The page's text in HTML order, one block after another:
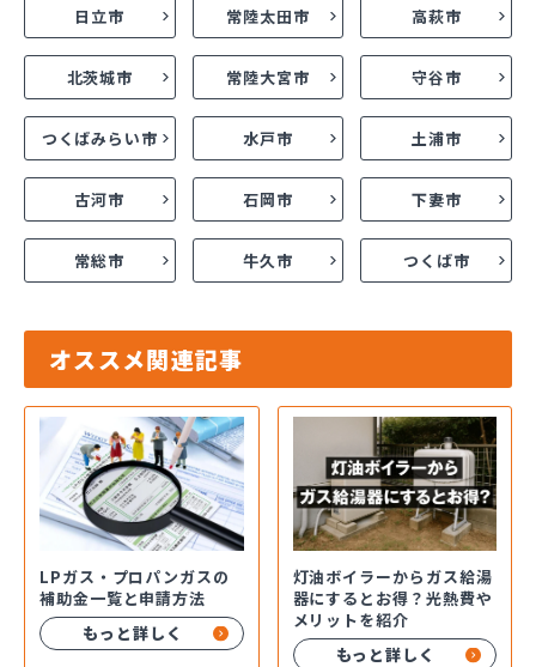
日立市 常陸太田市 高萩市
北茨城市 常陸大宮市 守谷市
つくばみらい市 水戸市 土浦市
古河市 石岡市 下妻市
常総市 牛久市 つくば市
オススメ関連記事
LPガス・プロパンガスの
補助金一覧と申請方法
もっと詳しく
灯油ボイラーからガス給湯
器にするとお得？光熱費や
メリットを紹介
もっと詳しく